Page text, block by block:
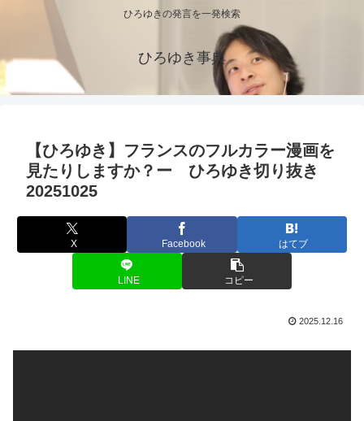
ひろゆきの発言を一発検索
ひろゆき事典
【ひろゆき】フランスのフルカラー漫画を
見たりしますか？ー ひろゆき切り抜き
20251025
X Facebook はてブ
LINE コピー
2025.12.16